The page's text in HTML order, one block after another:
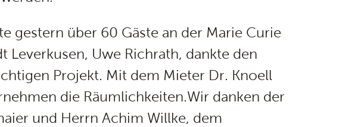
gestern über 60 Gäste an der Marie Curie
Leverkusen, Uwe Richrath, dankte den
Projekt. Mit dem Mieter Dr. Knoell
die Räumlichkeiten.Wir danken der
und Herrn Achim Willke, dem